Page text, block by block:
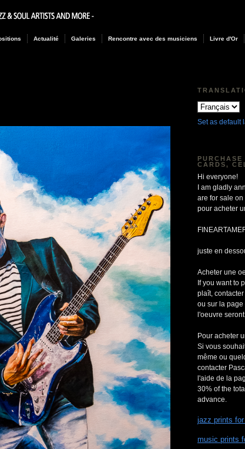
Actualité Galeries Rencontre avec des musiciens Livre d'Or
Set as default
CARDS,
Hi everyone!
I am gladly
are for sale on
pour acheter
juste en
Acheter une
If you want to
plaît,
ou sur la page
l'oeuvre
Pour acheter
Si vous
même ou
contacter
l'aide de la
30% of the
advance.
jazz prints
music prints